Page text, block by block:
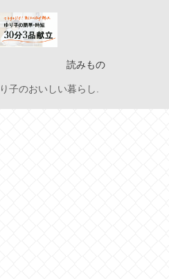
読みもの
子のおいしい暮らし.